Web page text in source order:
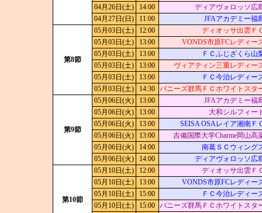
04月26日(土)
14:00
ディアヴォロッソ広
04月27日(日)
11:00 JFAアカデミー福
第8節
05月03日(土) 12:00
ディオッサ出雲Ｆ
05月03日(土)
13:00
VONDS市原FCレディー
05月03日(土)
13:00
ＦＣふじざくら山
05月03日(土)
13:00
ヴィアティン三重レディー
05月03日(土)
13:00
ＦＣ今治レディー
05月03日(土)
14:30 バニーズ群馬ＦＣホワイトスタ
第9節
05月06日(火) 13:00
JFAアカデミー福
05月06日(火)
13:00
大和シルフィー
05月06日(火)
13:00
SEISA OSAレイア湘南Ｆ
05月06日(火)
13:00
吉備国際大学Charme岡山高
05月06日(火)
14:00
南葛ＳＣウィング
05月06日(火)
14:00 ディアヴォロッソ広
第10節
05月10日(土) 12:00
ディオッサ出雲Ｆ
05月10日(土)
13:00
VONDS市原FCレディー
05月10日(土)
15:00
ＦＣ今治レディー
05月10日(土)
15:00 バニーズ群馬ＦＣホワイトスタ